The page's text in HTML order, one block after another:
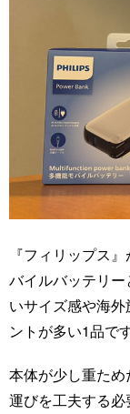
『フィリップス
バイルバッテリ
いサイズ感や海
ントが多い1品です
本体が少し重た
運びを工夫する